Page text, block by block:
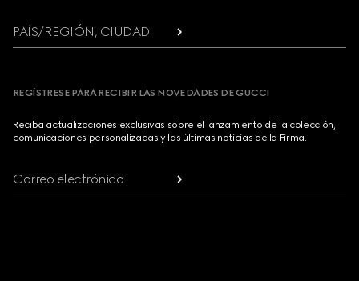
PAÍS/REGIÓN, CIUDAD
REGÍSTRESE PARA RECIBIR LAS NOVEDADES DE GUCCI
Reciba actualizaciones exclusivas sobre el lanzamiento de la colección,
comunicaciones personalizadas y las últimas noticias de la Firma.
Correo electrónico